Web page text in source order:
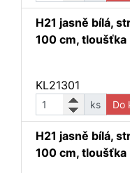
H21 jasně bílá,
100 cm, tloušťka
KL21301
ks Do
H21 jasně bílá,
100 cm, tloušťka